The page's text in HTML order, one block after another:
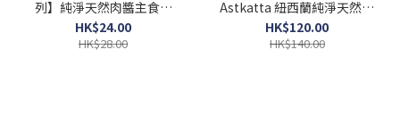
列】純淨天然肉醬主食罐
80g - 純雞肉
HK$24.00
HK$28.00
Astkatta 紐西蘭純淨天然肉
醬主食罐 80g x 5罐 (混合口
味)
HK$120.00
HK$140.00